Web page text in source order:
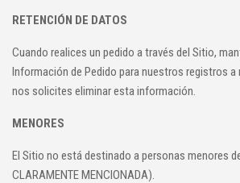
RETENCIÓN DE DATOS
Cuando realices un pedido a través del Sitio,
Información de Pedido para nuestros registros a
nos solicites eliminar esta información.
MENORES
El Sitio no está destinado a personas menores
CLARAMENTE MENCIONADA).